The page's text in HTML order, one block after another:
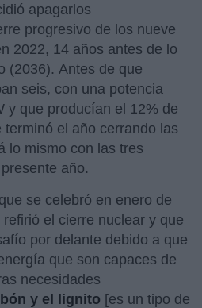
apagarlos
progresivo de los nueve
2022, 14 años antes de lo
(2036). Antes de que
seis, con una potencia
y que producían el 12% de
el año cerrando las
lo mismo con las tres
año.
que se celebró en enero de
el cierre nuclear y que
por delante debido a que
que son capaces de
necesidades
y el lignito [es un tipo de